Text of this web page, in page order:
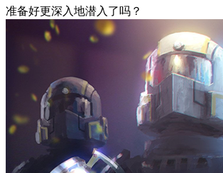
准备好更深入地潜入了吗？